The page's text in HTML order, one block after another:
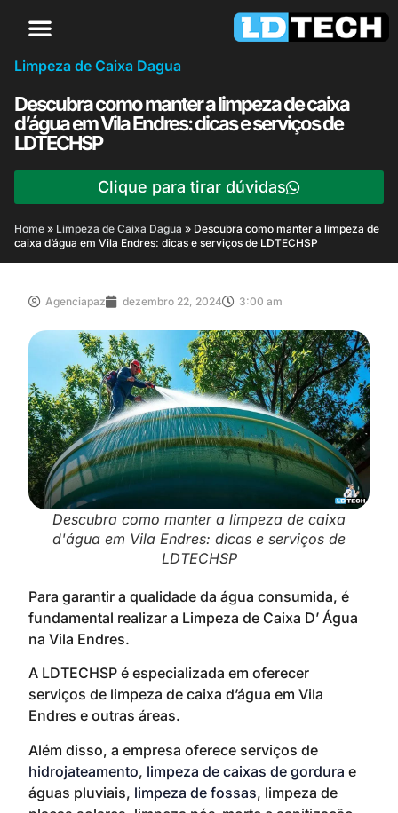
Limpeza de Caixa Dagua
Descubra como manter a limpeza de caixa
d’água em Vila Endres: dicas e serviços de
LDTECHSP
Clique para tirar dúvidas
Home » Limpeza de Caixa Dagua » Descubra como manter a limpeza de
caixa d’água em Vila Endres: dicas e serviços de LDTECHSP
Agenciapaz dezembro 22, 2024 3:00 am
Descubra como manter a limpeza de caixa
d'água em Vila Endres: dicas e serviços de
LDTECHSP
Para garantir a qualidade da água consumida, é
fundamental realizar a Limpeza de Caixa D’ Água
na Vila Endres.
A LDTECHSP é especializada em oferecer
serviços de limpeza de caixa d’água em Vila
Endres e outras áreas.
Além disso, a empresa oferece serviços de
hidrojateamento, limpeza de caixas de gordura e
águas pluviais, limpeza de fossas, limpeza de